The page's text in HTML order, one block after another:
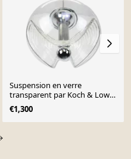
Suspension en verre
transparent par Koch & Lowy,
Peill & Putzler, Allemagne,
1970
€1,300